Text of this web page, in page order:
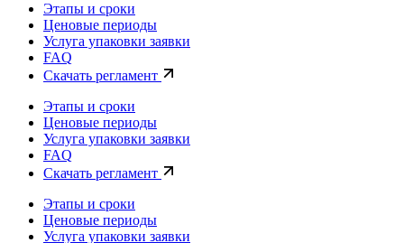
Этапы и сроки
Ценовые периоды
Услуга упаковки заявки
FAQ
Скачать регламент
Этапы и сроки
Ценовые периоды
Услуга упаковки заявки
FAQ
Скачать регламент
Этапы и сроки
Ценовые периоды
Услуга упаковки заявки